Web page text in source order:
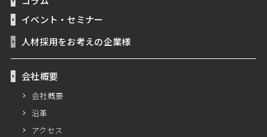
イベント・セミナー
人材採用をお考えの企業様
会社概要
会社概要
沿革
アクセス